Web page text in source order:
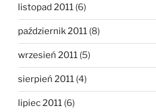
listopad 2011 (6)
październik 2011 (8)
wrzesień 2011 (5)
sierpień 2011 (4)
lipiec 2011 (6)